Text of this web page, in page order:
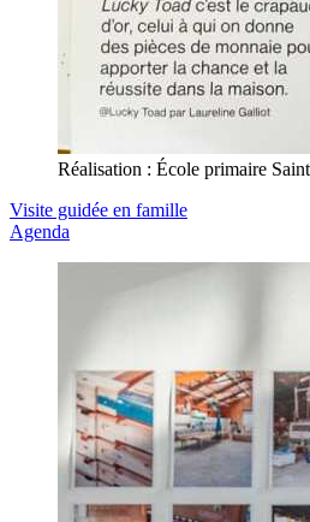
Réalisation : École primaire
Visite guidée en famille
Agenda